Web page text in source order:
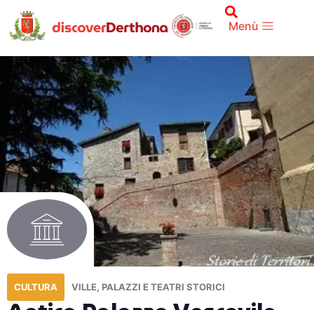
Menù
CULTURA VILLE, PALAZZI E TEATRI STORICI